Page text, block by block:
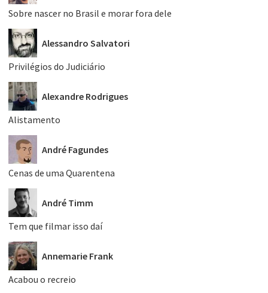
Sobre nascer no Brasil e morar fora dele
Alessandro Salvatori
Privilégios do Judiciário
Alexandre Rodrigues
Alistamento
André Fagundes
Cenas de uma Quarentena
André Timm
Tem que filmar isso daí
Annemarie Frank
Acabou o recreio